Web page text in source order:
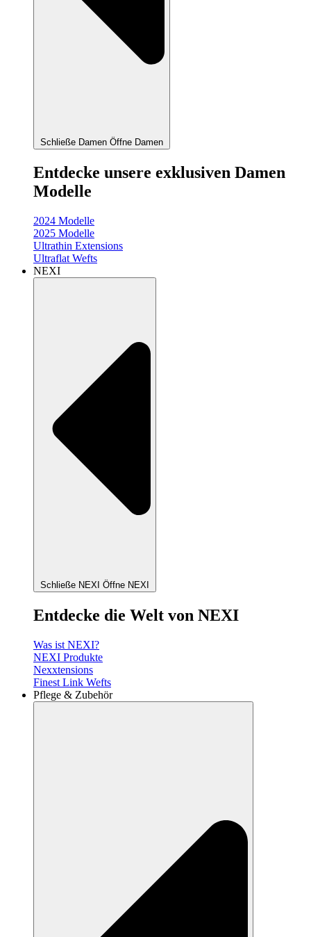
Schließe Damen Öffne Damen
Entdecke unsere exklusiven Damen
Modelle
2024 Modelle
2025 Modelle
Ultrathin Extensions
Ultraflat Wefts
NEXI
Schließe NEXI Öffne NEXI
Entdecke die Welt von NEXI
Was ist NEXI?
NEXI Produkte
Nexxtensions
Finest Link Wefts
Pflege & Zubehör